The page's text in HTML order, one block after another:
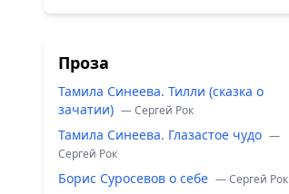
Проза
Тамила Синеева. Тилли (сказка о
зачатии) — Сергей Рок
Тамила Синеева. Глазастое чудо —
Сергей Рок
Борис Суросевов о себе — Сергей Рок